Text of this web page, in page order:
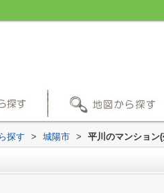
探す > 城陽市 > 平川のマンション